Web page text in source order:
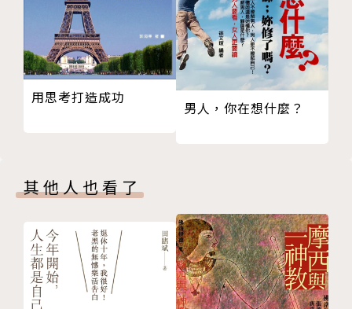
▌更大的世界和眼前的生活
我們需要經歷很多次理想世界的坍塌，才能達成跟現實
的和解，才會發現，這個泥濘、混亂、充滿不確定的世
界，也有可取之處。
對於身處困頓中的人，我總是建議他們，去學習一門專
業的技能，它讓你有地方可躲，技能也是誠實的，你投
入多少，它就會回報多少。
第三章 理想與平庸
01 接受平庸的那一刻
02 你可以嘗試 先做一個「廢物」
03 當「理想」照進現實
04 你是在努力 還是在模仿努力
第四章 匱乏與不安
01 你究竟是缺錢 還是缺安全感
02 時間的匱乏和自我安慰的計畫
03 愛的匱乏和孤獨
04 因為匱乏所以逃離
05 糾結與匱乏
用思考打造成功
男人，你在想什麼？
其他人也看了